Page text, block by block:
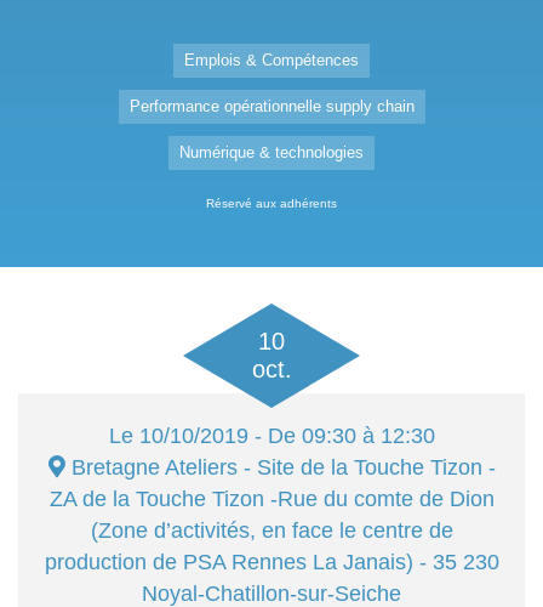
Emplois & Compétences
Performance opérationnelle supply chain
Numérique & technologies
Réservé aux adhérents
10
oct.
Le 10/10/2019- De 09:30 à 12:30
Bretagne Ateliers - Site de la Touche Tizon -
ZA de la Touche Tizon -Rue du comte de Dion
(Zone d’activités, en face le centre de
production de PSA Rennes La Janais) - 35 230
Noyal-Chatillon-sur-Seiche